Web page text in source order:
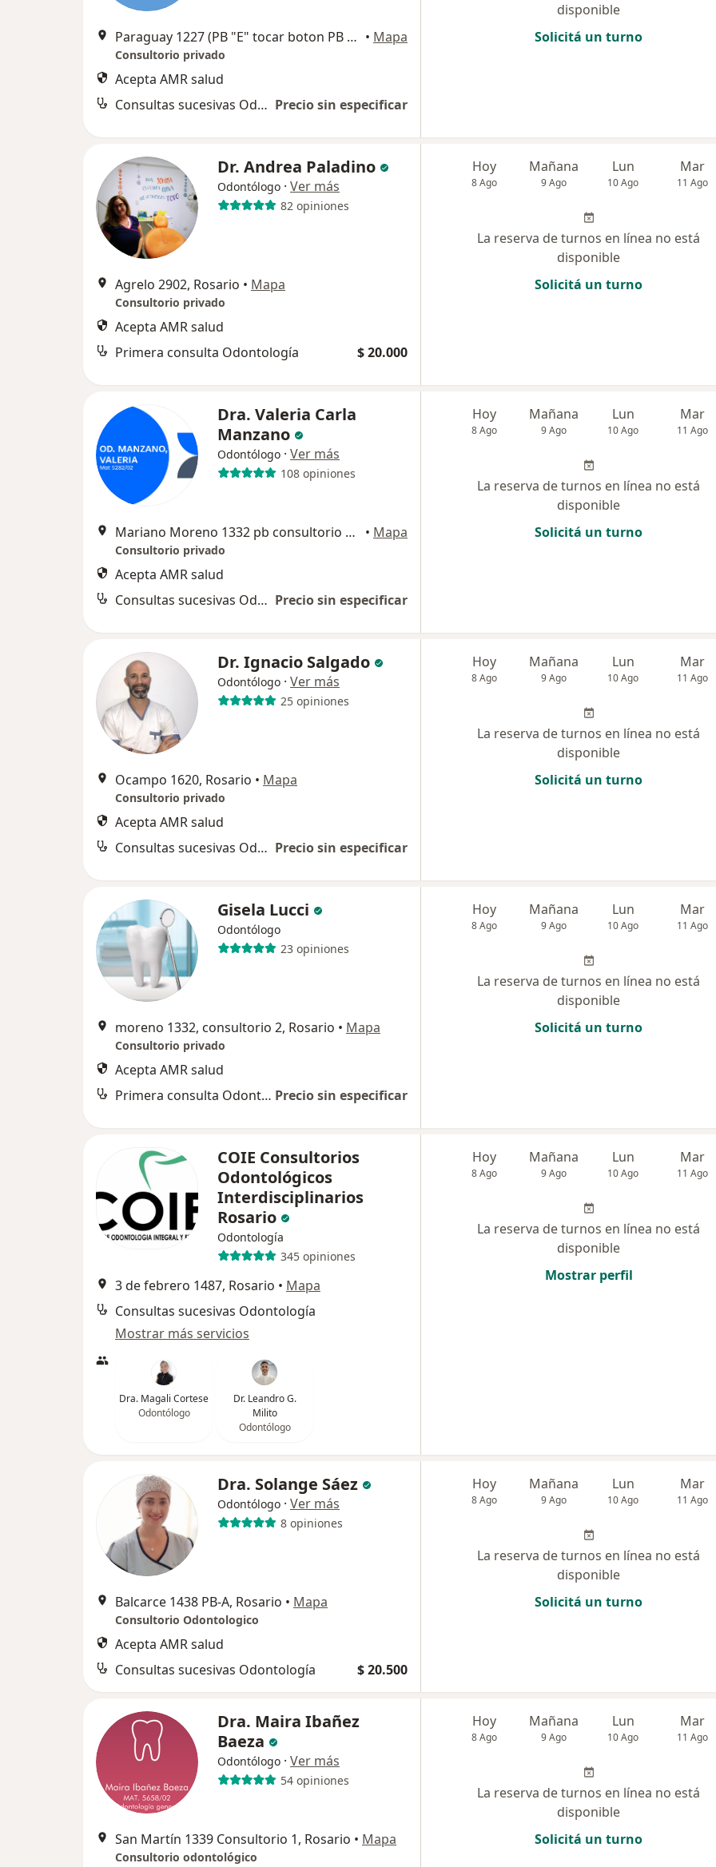
Paraguay 1227 (PB "E" tocar boton PB y boton E "AMBOS en ese orden"), Rosario • Mapa
Consultorio privado
Acepta AMR salud
Consultas sucesivas Odontología Precio sin especificar
disponible
Solicitá un turno
Dr. Andrea Paladino
Odontólogo · Ver más
82 opiniones
Agrelo 2902, Rosario • Mapa
Consultorio privado
Acepta AMR salud
Primera consulta Odontología
$ 20.000
Hoy
8 Ago
Mañana
9 Ago
Lun
10 Ago
Mar
11 Ago
La reserva de turnos en línea no está
disponible
Solicitá un turno
Dra. Valeria Carla
Manzano
Odontólogo · Ver más
108 opiniones
Mariano Moreno 1332 pb consultorio numero 4, Rosario • Mapa
Consultorio privado
Acepta AMR salud
Consultas sucesivas Odontología Precio sin especificar
Hoy
8 Ago
Mañana
9 Ago
Lun
10 Ago
Mar
11 Ago
La reserva de turnos en línea no está
disponible
Solicitá un turno
Dr. Ignacio Salgado
Odontólogo · Ver más
25 opiniones
Ocampo 1620, Rosario • Mapa
Consultorio privado
Acepta AMR salud
Consultas sucesivas Odontología Precio sin especificar
Hoy
8 Ago
Mañana
9 Ago
Lun
10 Ago
Mar
11 Ago
La reserva de turnos en línea no está
disponible
Solicitá un turno
Gisela Lucci
Odontólogo
23 opiniones
moreno 1332, consultorio 2, Rosario • Mapa
Consultorio privado
Acepta AMR salud
Primera consulta Odontología Precio sin especificar
Hoy
8 Ago
Mañana
9 Ago
Lun
10 Ago
Mar
11 Ago
La reserva de turnos en línea no está
disponible
Solicitá un turno
COIE Consultorios
Odontológicos
Interdisciplinarios
Rosario
Odontología
345 opiniones
3 de febrero 1487, Rosario • Mapa
Consultas sucesivas Odontología
Mostrar más servicios
Dra. Magali Cortese
Odontólogo
Dr. Leandro G.
Milito
Odontólogo
Hoy
8 Ago
Mañana
9 Ago
Lun
10 Ago
Mar
11 Ago
La reserva de turnos en línea no está
disponible
Mostrar perfil
Dra. Solange Sáez
Odontólogo · Ver más
8 opiniones
Balcarce 1438 PB-A, Rosario • Mapa
Consultorio Odontologico
Acepta AMR salud
Consultas sucesivas Odontología
$ 20.500
Hoy
8 Ago
Mañana
9 Ago
Lun
10 Ago
Mar
11 Ago
La reserva de turnos en línea no está
disponible
Solicitá un turno
Dra. Maira Ibañez
Baeza
Odontólogo · Ver más
54 opiniones
San Martín 1339 Consultorio 1, Rosario • Mapa
Consultorio odontológico
Hoy
8 Ago
Mañana
9 Ago
Lun
10 Ago
Mar
11 Ago
La reserva de turnos en línea no está
disponible
Solicitá un turno